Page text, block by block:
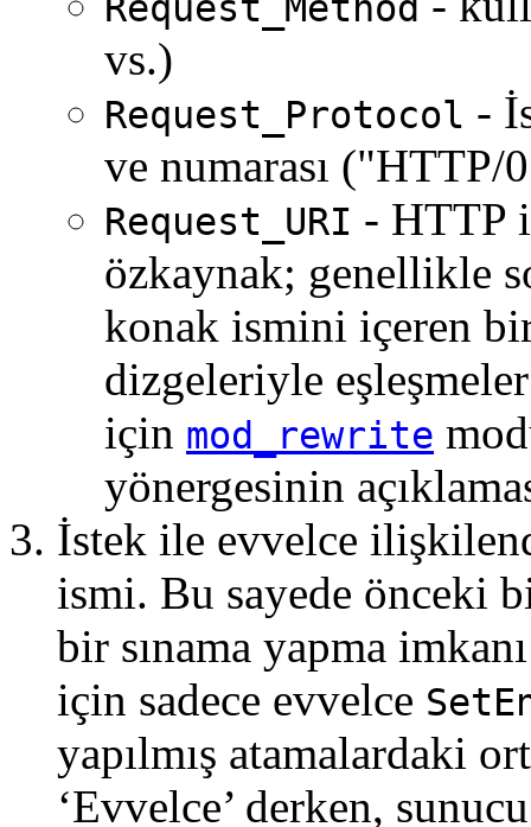
vs.)
Request_Protocol -
ve numarası
Request_URI - HTTP
özkaynak; genellikle
konak ismini içeren
dizgeleriyle
için mod_rewrite
yönergesinin
İstek ile evvelce
ismi. Bu sayede önceki
bir sınama yapma
için sadece evvelce
yapılmış atamalardaki
‘Evvelce’ derken,